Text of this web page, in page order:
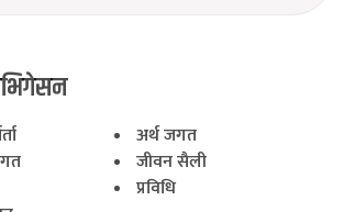
अर्थ जगत
जीवन सैली
प्रविधि